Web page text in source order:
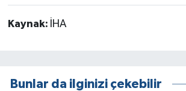
Kaynak: İHA
Bunlar da ilginizi çekebilir